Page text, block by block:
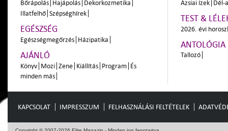
Bőrápolás Hajápolás Dekorkozmetika
Illatfelhő Szépséghírek
EGÉSZSÉG
Egészségmegőrzés Házipatika
AJÁNLÓ
Könyv Mozi Zene Kiállítás Program És
minden más
Ázsiai ízek Dél-
TEST &
2026. évi
ANTOLÓGIA
Tallozó
KAPCSOLAT IMPRESSZUM FELHASZNÁLÁSI FELTÉTELEK